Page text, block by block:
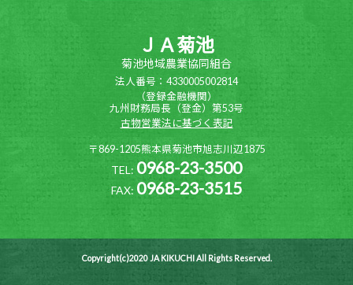
ＪＡ菊池
菊池地域農業協同組合
法人番号：4330005002814
（登録金融機関）
九州財務局長（登金）第53号
古物営業法に基づく表記
〒869-1205熊本県菊池市旭志川辺1875
TEL: 0968-23-3500
FAX: 0968-23-3515
Copyright(c)2020 JA KIKUCHI All Rights Reserved.